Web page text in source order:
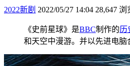
2022新剧 2022/05/27 14:04 28,647 浏
《史前星球》是BBC制作的历
和天空中漫游。并以先进电脑